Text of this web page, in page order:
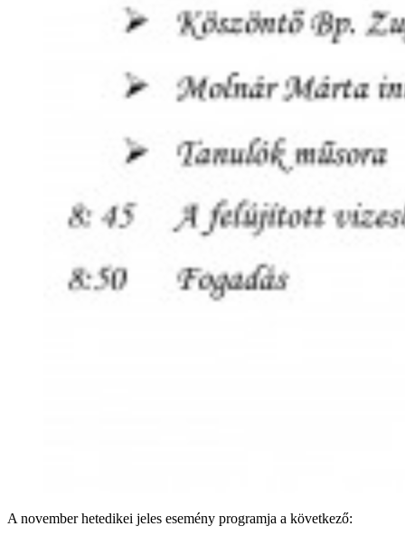
A november hetedikei jeles esemény programja a következő: